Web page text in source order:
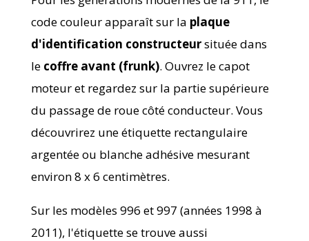
code couleur apparaît sur la plaque
d'identification constructeursituée dans
le coffre avant (frunk). Ouvrez le capot
moteur et regardez sur la partie supérieure
du passage de roue côté conducteur. Vous
découvrirez une étiquette rectangulaire
argentée ou blanche adhésive mesurant
environ 8 x 6 centimètres.
Sur les modèles 996 et 997 (années 1998 à
2011), l'étiquette se trouve aussi